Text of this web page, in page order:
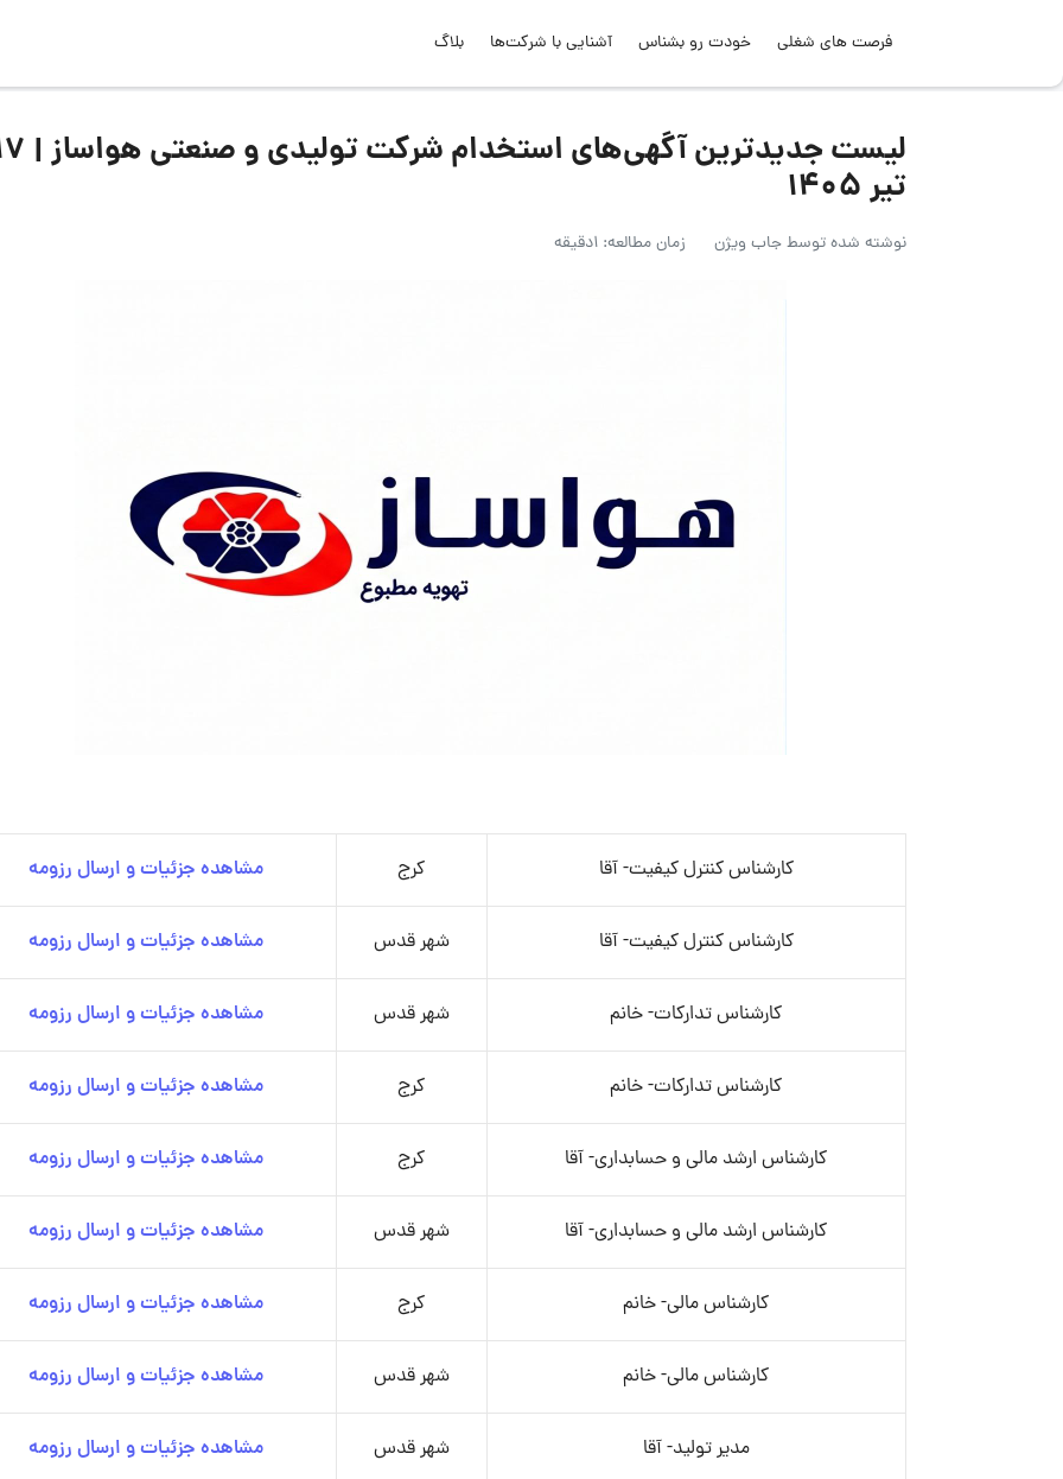
فرصت های شغلی خودت رو بشناس آشنایی با شرکت‌ها بلاگ
لیست جدیدترین آگهی‌های استخدام
تیر ۱۴۰۵
نوشته شده توسطجاب ویژن زمان مطالعه: 1دقیقه
کارشناس کنترل کیفیت- آقا کرج مشاهده جزئیات و ارسال رزومه
کارشناس کنترل کیفیت- آقا شهر قدس مشاهده جزئیات و ارسال رزومه
کارشناس تدارکات- خانم شهر قدس مشاهده جزئیات و ارسال رزومه
کارشناس تدارکات- خانم کرج مشاهده جزئیات و ارسال رزومه
کارشناس ارشد مالی و حسابداری- آقا کرج مشاهده جزئیات و ارسال رزومه
کارشناس ارشد مالی و حسابداری- آقا شهر قدس مشاهده جزئیات و ارسال رزومه
کارشناس مالی- خانم کرج مشاهده جزئیات و ارسال رزومه
کارشناس مالی- خانم شهر قدس مشاهده جزئیات و ارسال رزومه
مدیر تولید- آقا شهر قدس مشاهده جزئیات و ارسال رزومه